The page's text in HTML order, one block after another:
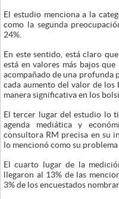
El estudio menciona a la
como la segunda
24%.
En este sentido, está claro
está en valores más bajos
acompañado de una profunda
cada aumento del valor de los
manera significativa en los
El tercer lugar del estudio lo
agenda mediática y
consultora RM precisa en su
lo mencionó como su
El cuarto lugar de la
llegaron al 13% de las
3% de los encuestados